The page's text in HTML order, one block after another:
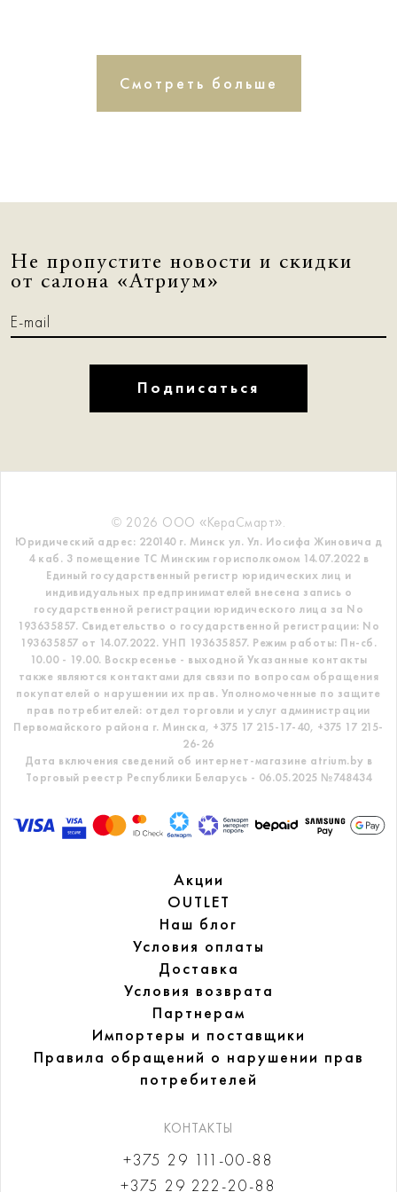
Смотреть больше
Не пропустите новости и скидки
от салона «Атриум»
Подписаться
© 2026 ООО «КераСмарт».
Юридический адрес: 220140 г. Минск ул. Ул. Иосифа Жиновича д
4 каб. 3 помещение ТС Минским горисполкомом 14.07.2022 в
Единый государственный регистр юридических лиц и
индивидуальных предпринимателей внесена запись о
государственной регистрации юридического лица за No
193635857. Свидетельство о государственной регистрации: No
193635857 от 14.07.2022. УНП 193635857. Режим работы: Пн-сб.
10.00 - 19.00. Воскресенье - выходной Указанные контакты
также являются контактами для связи по вопросам обращения
покупателей о нарушении их прав. Уполномоченные по защите
прав потребителей: отдел торговли и услуг администрации
Первомайского района г. Минска, +375 17 215-17-40, +375 17 215-
26-26
Дата включения сведений об интернет-магазине atrium.by в
Торговый реестр Республики Беларусь - 06.05.2025 №748434
Акции
OUTLET
Наш блог
Условия оплаты
Доставка
Условия возврата
Партнерам
Импортеры и поставщики
Правила обращений о нарушении прав
потребителей
КОНТАКТЫ
+375 29 111-00-88
+375 29 222-20-88